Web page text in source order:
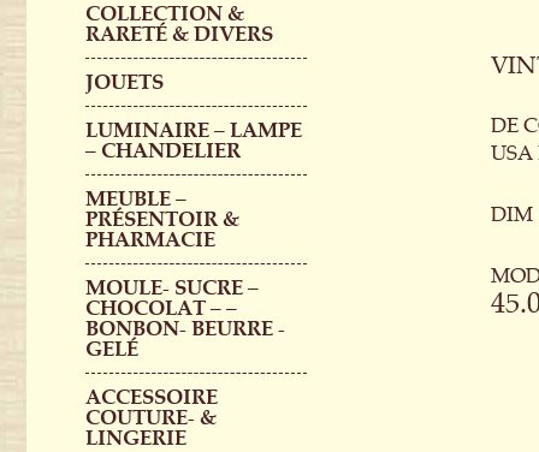
COLLECTION &
RARETÉ & DIVERS
JOUETS
LUMINAIRE – LAMPE
– CHANDELIER
MEUBLE –
PRÉSENTOIR &
PHARMACIE
MOULE- SUCRE –
CHOCOLAT – –
BONBON- BEURRE -
GELÉ
ACCESSOIRE
COUTURE- &
LINGERIE
DE
USA
DIM